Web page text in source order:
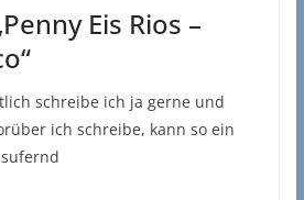
Eis Rios –
schreibe ich ja gerne und
ich schreibe, kann so ein